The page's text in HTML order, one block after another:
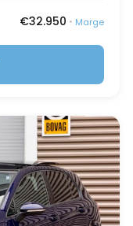
€32.950 • Marge